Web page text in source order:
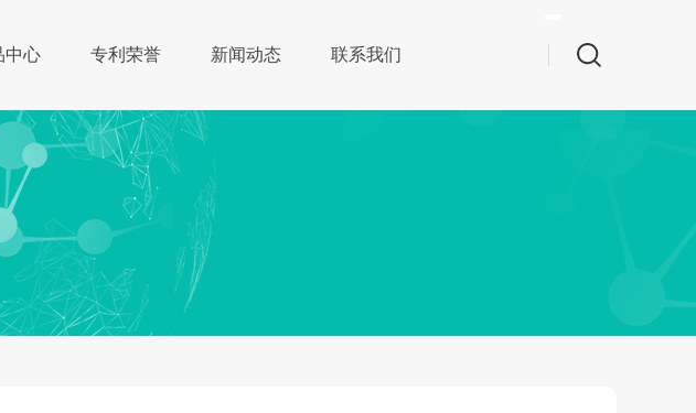
中心 专利荣誉 新闻动态 联系我们
搜索
行业监管资讯晨会报告
企业荣誉 研发支持
发展历程